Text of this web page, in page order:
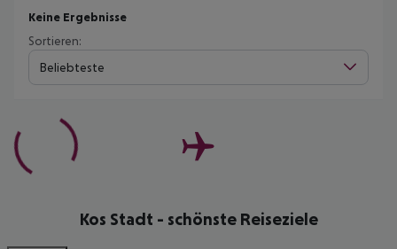
Keine Ergebnisse
Sortieren:
Beliebteste
Kos Stadt - schönste Reiseziele